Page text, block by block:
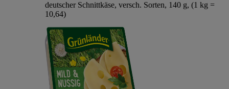
deutscher Schnittkäse, versch. Sorten, 140 g, (1 kg =
10,64)